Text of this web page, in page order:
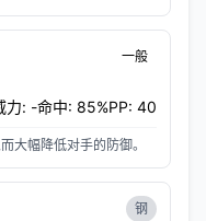
一般
力: -命中: 85%PP: 40
大幅降低对手的防御。
钢